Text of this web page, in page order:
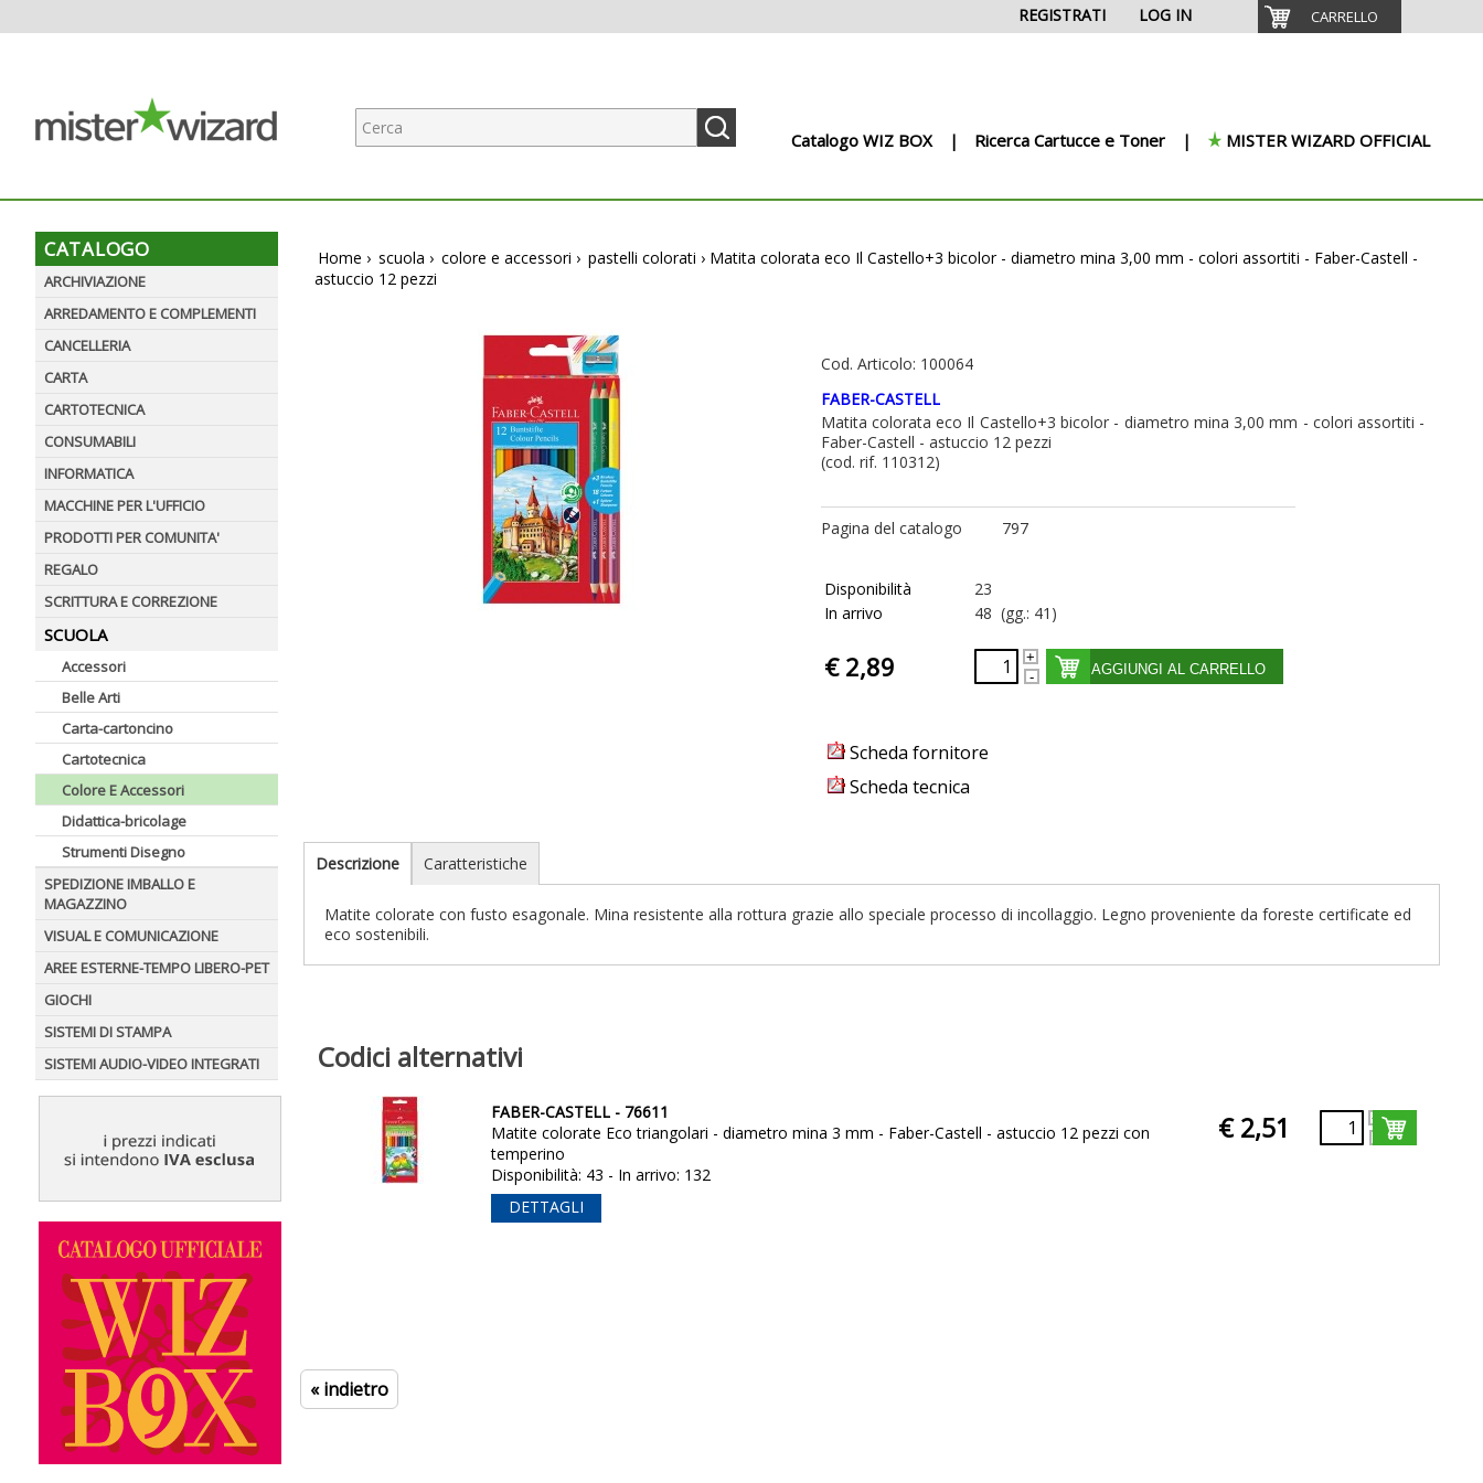
CARRELLO
LOG IN
REGISTRATI
Catalogo WIZ BOX Ricerca Cartucce e Toner MISTER WIZARD OFFICIAL
CATALOGO
ARCHIVIAZIONE
ARREDAMENTO E COMPLEMENTI
CANCELLERIA
CARTA
CARTOTECNICA
CONSUMABILI
INFORMATICA
MACCHINE PER L'UFFICIO
PRODOTTI PER COMUNITA'
REGALO
SCRITTURA E CORREZIONE
SCUOLA
Accessori
Belle Arti
Carta-cartoncino
Cartotecnica
Colore E Accessori
Didattica-bricolage
Strumenti Disegno
SPEDIZIONE IMBALLO E
MAGAZZINO
VISUAL E COMUNICAZIONE
AREE ESTERNE-TEMPO LIBERO-PET
GIOCHI
SISTEMI DI STAMPA
SISTEMI AUDIO-VIDEO INTEGRATI
Home › scuola › colore e accessori › pastelli colorati › Matita colorata eco Il Castello+3 bicolor - diametro mina 3,00 mm - colori assortiti - Faber-Castell -
astuccio 12 pezzi
Cod. Articolo: 100064
FABER-CASTELL
Matita colorata eco Il Castello+3 bicolor - diametro mina 3,00 mm - colori assortiti -
Faber-Castell - astuccio 12 pezzi
(cod. rif. 110312)
Pagina del catalogo 797
Disponibilità
23
In arrivo
48 (gg.: 41)
€ 2,89 AGGIUNGI AL CARRELLO
Scheda fornitore
Scheda tecnica
Descrizione Caratteristiche
Matite colorate con fusto esagonale. Mina resistente alla rottura grazie allo speciale processo di incollaggio. Legno proveniente da foreste certificate ed
eco sostenibili.
Codici alternativi
FABER-CASTELL - 76611
Matite colorate Eco triangolari - diametro mina 3 mm - Faber-Castell - astuccio 12 pezzi con
temperino
Disponibilità: 43 - In arrivo: 132
DETTAGLI
€ 2,51
« indietro